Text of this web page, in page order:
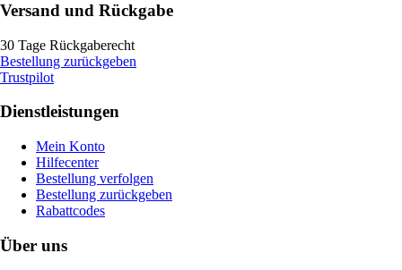
Versand und Rückgabe
30 Tage Rückgaberecht
Bestellung zurückgeben
Trustpilot
Dienstleistungen
Mein Konto
Hilfecenter
Bestellung verfolgen
Bestellung zurückgeben
Rabattcodes
Über uns